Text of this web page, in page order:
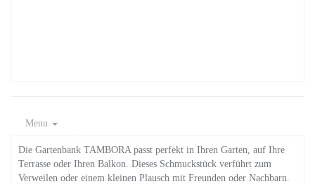
Menu
Die Gartenbank TAMBORA passt perfekt in Ihren Garten, auf Ihre
Terrasse oder Ihren Balkon. Dieses Schmuckstück verführt zum
Verweilen oder einem kleinen Plausch mit Freunden oder Nachbarn.